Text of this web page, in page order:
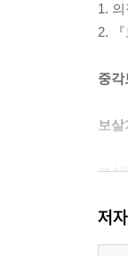
1.
2.
중
보
보살
개설
제1
저